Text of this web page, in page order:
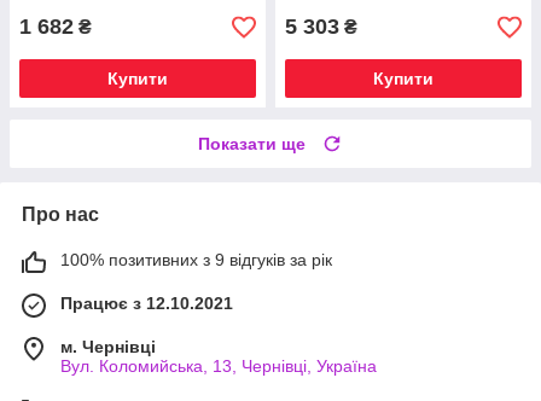
1 682 ₴
Купити
5 303 ₴
Купити
Показати ще
Про нас
100% позитивних з 9 відгуків за рік
Працює з 12.10.2021
м. Чернівці
Вул. Коломийська, 13, Чернівці, Україна